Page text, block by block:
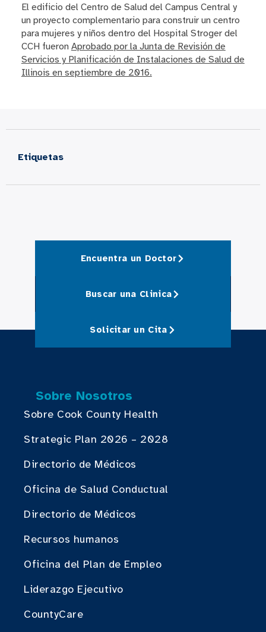
El edificio del Centro de Salud del Campus Central y
un proyecto complementario para construir un centro
para mujeres y niños dentro del Hospital Stroger del
CCH fueron Aprobado por la Junta de Revisión de
Servicios y Planificación de Instalaciones de Salud de
Illinois en septiembre de 2016.
Etiquetas
Encuentra un Doctor
Buscar una Clinica
Solicitar un Cita
Sobre Nosotros
Sobre Cook County Health
Strategic Plan 2026 – 2028
Directorio de Médicos
Oficina de Salud Conductual
Directorio de Médicos
Recursos humanos
Oficina del Plan de Empleo
Liderazgo Ejecutivo
CountyCare